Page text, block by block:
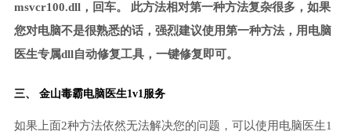
msvcr100.dll，回车。 此方法相对第一种方法复杂很多，如果
您对电脑不是很熟悉的话，强烈建议使用第一种方法，用电脑
医生专属dll自动修复工具，一键修复即可。
三、 金山毒霸电脑医生1v1服务
如果上面2种方法依然无法解决您的问题，可以使用电脑医生1